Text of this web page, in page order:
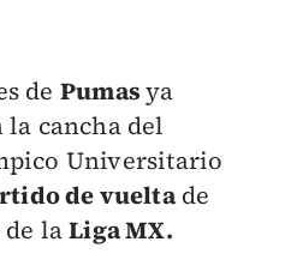
de Pumasya
cancha del
Universitario
de vueltade
de laLiga MX.